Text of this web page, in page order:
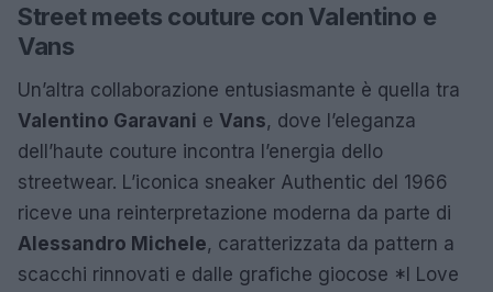
Street meets couture con Valentino e
Vans
Un’altra collaborazione entusiasmante è quella tra
Valentino Garavani e Vans, dove l’eleganza
dell’haute couture incontra l’energia dello
streetwear. L’iconica sneaker Authentic del 1966
riceve una reinterpretazione moderna da parte di
Alessandro Michele, caratterizzata da pattern a
scacchi rinnovati e dalle grafiche giocose *I Love